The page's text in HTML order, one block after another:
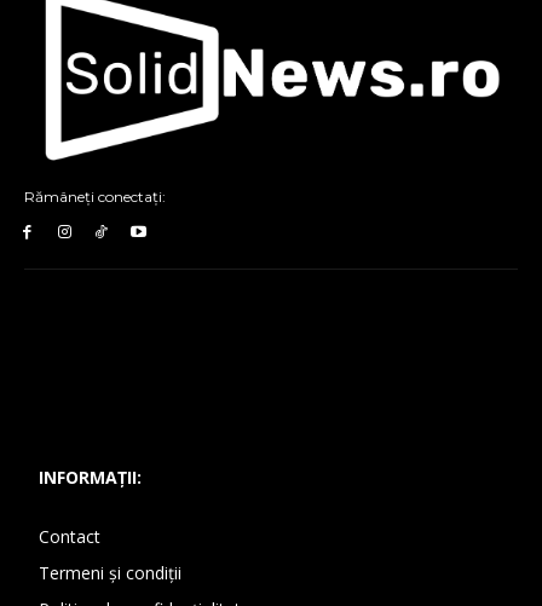
Rămâneți conectați:
INFORMAȚII:
Contact
Termeni și condiții